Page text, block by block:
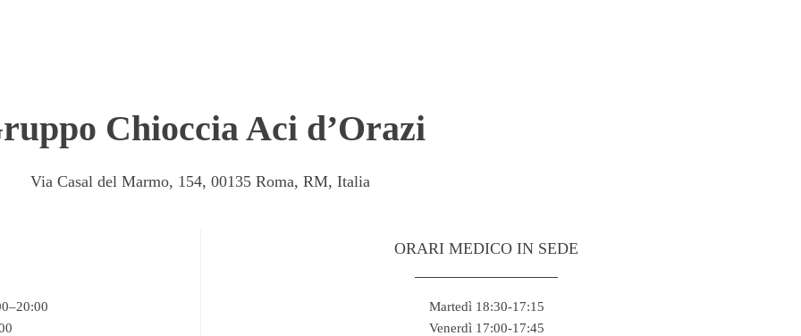
Chioccia Aci d’Orazi
Via Casal del Marmo, 154, 00135 Roma, RM, Italia
ORARI MEDICO IN SEDE
Martedì 18:30-17:15
Venerdì 17:00-17:45